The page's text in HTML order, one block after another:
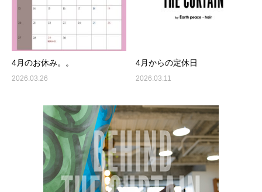
4月のお休み。。
2026.03.26
4月からの定休日
2026.03.11